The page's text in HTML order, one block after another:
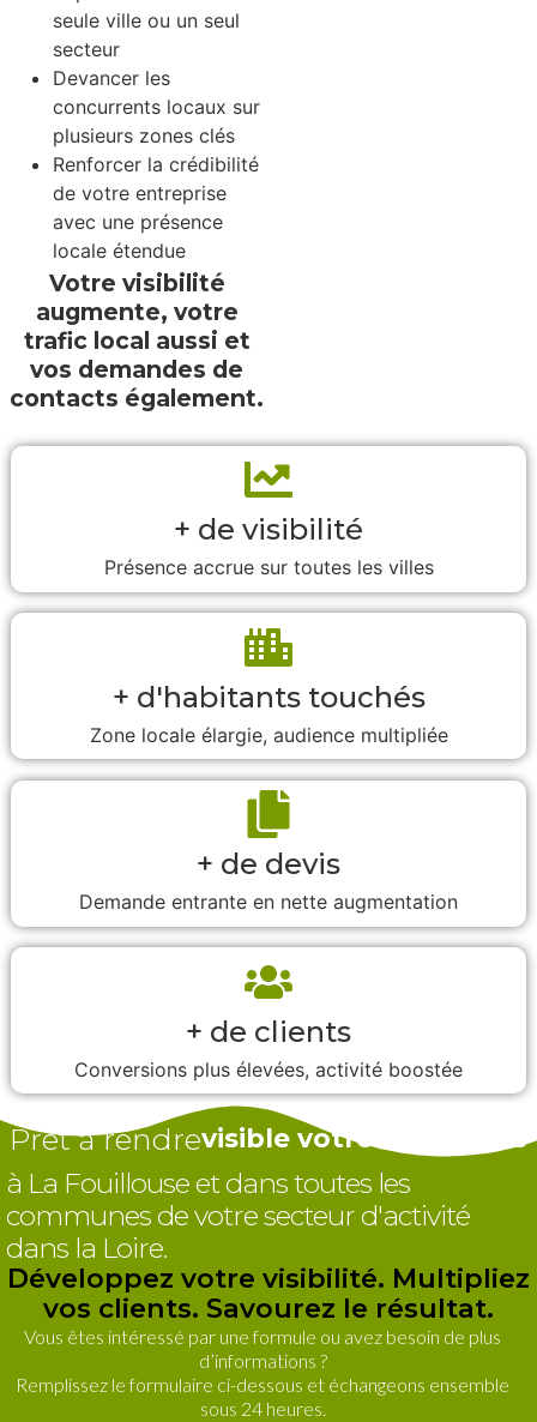
seule ville ou un seul
secteur
Devancer les
concurrents locaux sur
plusieurs zones clés
Renforcer la crédibilité
de votre entreprise
avec une présence
locale étendue
Votre visibilité
augmente, votre
trafic local aussi et
vos demandes de
contacts également.
+ de visibilité
Présence accrue sur toutes les villes
+ d'habitants touchés
Zone locale élargie, audience multipliée
+ de devis
Demande entrante en nette augmentation
+ de clients
Conversions plus élevées, activité boostée
Prêt à rendrevisible votre entreprise
à La Fouillouse et dans toutes les
communes de votre secteur d'activité
dans la Loire.
Développez votre visibilité. Multipliez
vos clients. Savourez le résultat.
Vous êtes intéressé par une formule ou avez besoin de plus
d’informations ?
Remplissez le formulaire ci-dessous et échangeons ensemble
sous 24 heures.